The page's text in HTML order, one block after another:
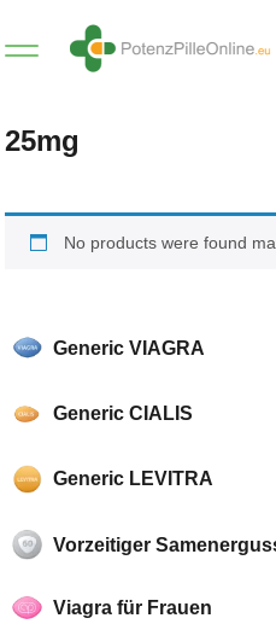
Generic VIAGRA
Generic CIALIS
Generic LEVITRA
Vorzeitiger
Viagra für Frauen
25mg
No products were found